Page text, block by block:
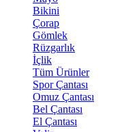
Bikini
Çorap
Gömlek
Rüzgarlık
İçlik
Tüm Ürünler
Spor Çantası
Omuz Çantası
Bel Çantası
El Çantası